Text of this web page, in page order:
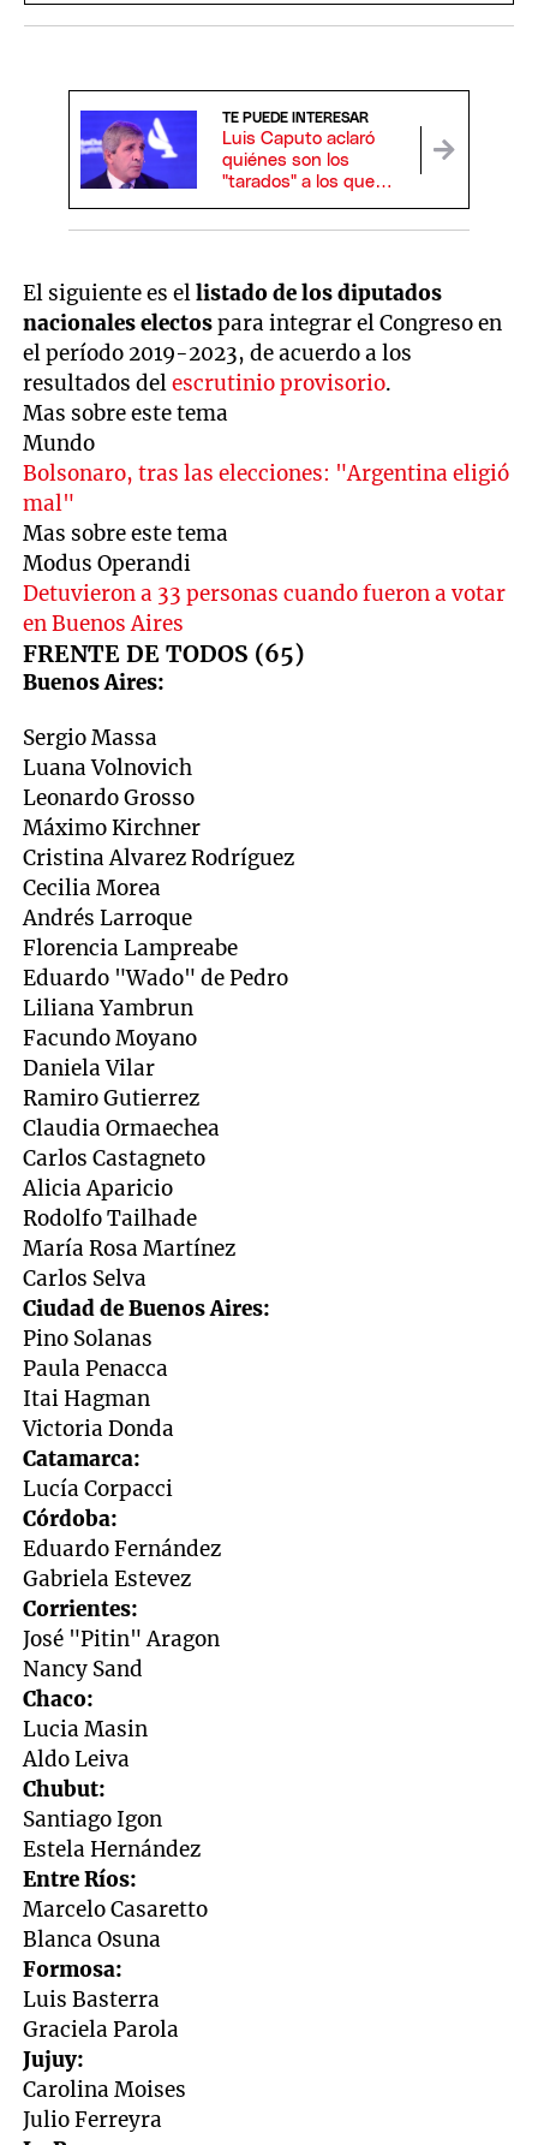
TE PUEDE INTERESAR
Luis Caputo aclaró
quiénes son los
"tarados" a los que
El siguiente es ellistado de los diputados
nacionales electospara integrar el Congreso en
el período 2019-2023, de acuerdo a los
resultados delescrutinio provisorio.
Mas sobre este tema
Mundo
Bolsonaro, tras las elecciones: "Argentina eligió
mal"
Mas sobre este tema
Modus Operandi
Detuvieron a 33 personas cuando fueron a votar
en Buenos Aires
FRENTE DE TODOS (65)
Buenos Aires:
Sergio Massa
Luana Volnovich
Leonardo Grosso
Máximo Kirchner
Cristina Alvarez Rodríguez
Cecilia Morea
Andrés Larroque
Florencia Lampreabe
Eduardo "Wado" de Pedro
Liliana Yambrun
Facundo Moyano
Daniela Vilar
Ramiro Gutierrez
Claudia Ormaechea
Carlos Castagneto
Alicia Aparicio
Rodolfo Tailhade
María Rosa Martínez
Carlos Selva
Ciudad de Buenos Aires:
Pino Solanas
Paula Penacca
Itai Hagman
Victoria Donda
Catamarca:
Lucía Corpacci
Córdoba:
Eduardo Fernández
Gabriela Estevez
Corrientes:
José "Pitin" Aragon
Nancy Sand
Chaco:
Lucia Masin
Aldo Leiva
Chubut:
Santiago Igon
Estela Hernández
Entre Ríos:
Marcelo Casaretto
Blanca Osuna
Formosa:
Luis Basterra
Graciela Parola
Jujuy:
Carolina Moises
Julio Ferreyra